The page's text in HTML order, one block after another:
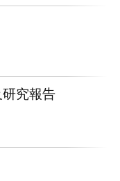
究報告